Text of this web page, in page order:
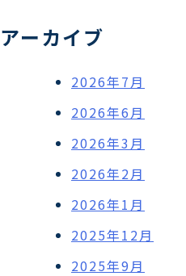
アーカイブ
2026年7月
2026年6月
2026年3月
2026年2月
2026年1月
2025年12月
2025年9月